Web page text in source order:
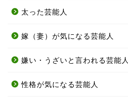
太った芸能人
嫁（妻）が気になる芸能人
嫌い・うざいと言われる芸能人
性格が気になる芸能人